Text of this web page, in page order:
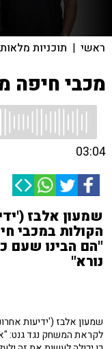
ראשי | תוכניות מלאות
מכבי חיפה
03:04
שמעון אלבז
הקולות במכבי
"הם הבינו שעם
נורא"
שמעון אלבז ('ידיעות
לקראת המשחק נגד גנט: